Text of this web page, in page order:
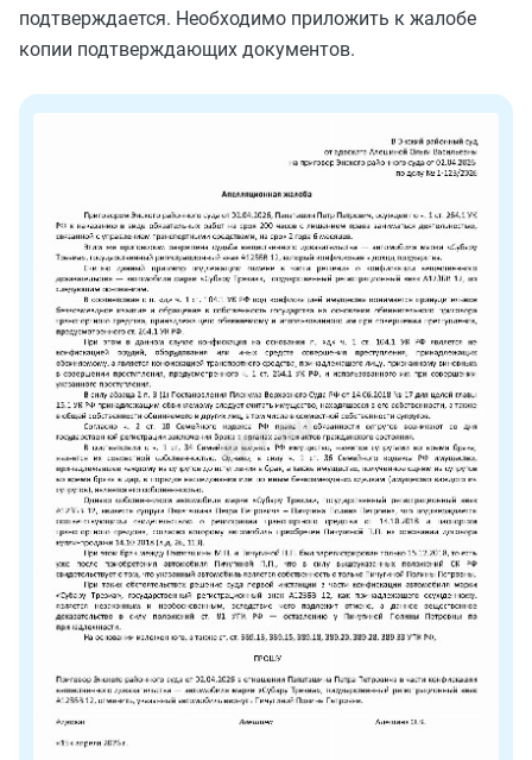
подтверждается. Необходимо приложить к жалобе
копии подтверждающих документов.